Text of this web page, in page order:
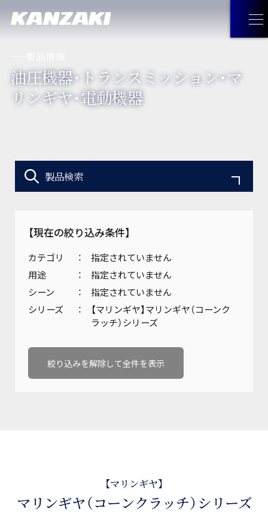
製品情報
油圧機器・トランスミッション・
マリンギヤ・電動機器
製品カタログダウンロード
企業情報トップ
経営理念
会社概要
サステナビリティ
採用情報
油圧機器・トランスミッション・
マリンギヤ・電動機器に関する
お問い合わせ
工作機械に関するお問い合わせ
JA
油圧機器・トランスミッション・マ
リンギヤ・電動機器
製品検索
【現在の絞り込み条件】
カテゴリ
指定されていません
用途
指定されていません
シーン
指定されていません
シリーズ
【マリンギヤ】マリンギヤ（コーンク
ラッチ）シリーズ
絞り込みを解除して全件を表示
【マリンギヤ】
マリンギヤ（コーンクラッチ）シリーズ